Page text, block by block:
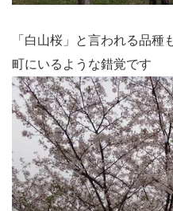
「白山桜」と言われる品
町にいるような錯覚です